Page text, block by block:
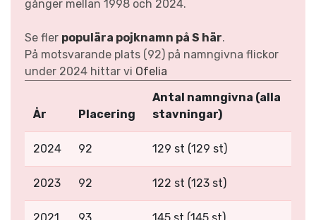
gånger mellan 1998 och 2024.
Se fler populära pojknamn på S här.
På motsvarande plats (92) på namngivna flickor
under 2024 hittar vi Ofelia
År Placering
Antal namngivna (alla
stavningar)
2024 92 129 st (129 st)
2023 92 122 st (123 st)